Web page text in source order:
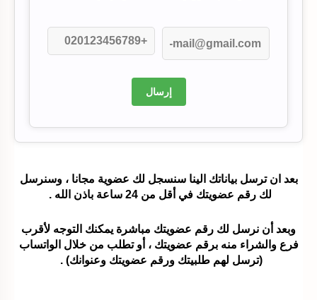
إرسال
بعد ان ترسل بياناتك الينا سنسجل لك عضوية مجانا ، وسنرسل
لك رقم عضويتك في أقل من 24 ساعة باذن الله .
وبعد أن نرسل لك رقم عضويتك مباشرة يمكنك التوجه لأقرب
فرع والشراء منه برقم عضويتك ، أو تطلب من خلال الواتساب
(ترسل لهم طلبيتك ورقم عضويتك وعنوانك) .